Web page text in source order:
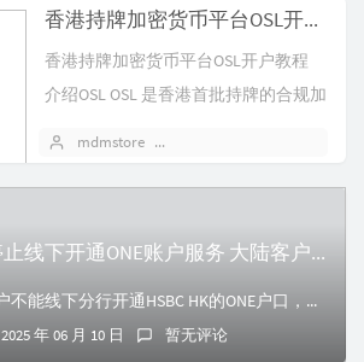
香港持牌加密货币平台OSL开户教程
香港持牌加密货币平台OSL开户教程
介绍OSL OSL 是香港首批持牌的合规加
mdmstore
汇丰香港全面停止线下开通ONE账户服务 大陆客户仅可线上申请 ONE 账户
先说总结 1.大陆客户不能线下分行开通HSBC HK的ONE户口，只能身处香港时线上app提交，然后线下激活。 （25/6/10 03:55的APP申请...
2025 年 06 月 10 日 暂无评论